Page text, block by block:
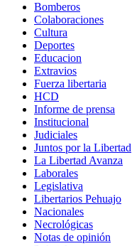
Bomberos
Colaboraciones
Cultura
Deportes
Educacion
Extravios
Fuerza libertaria
HCD
Informe de prensa
Institucional
Judiciales
Juntos por la Libertad
La Libertad Avanza
Laborales
Legislativa
Libertarios Pehuajo
Nacionales
Necrológicas
Notas de opinión